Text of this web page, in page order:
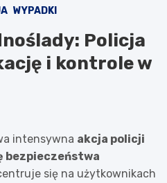
WYPADKI
Policja
i kontrole w
intensywna akcja policji
bezpieczeństwa
się na użytkownikach